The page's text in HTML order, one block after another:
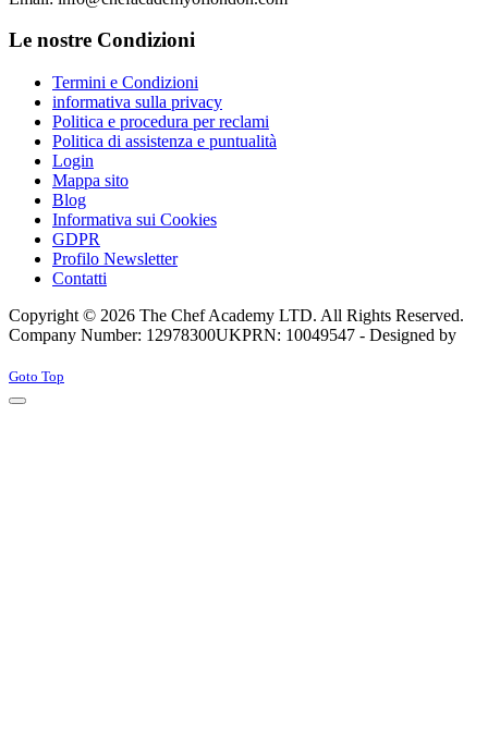
Le nostre Condizioni
Termini e Condizioni
informativa sulla privacy
Politica e procedura per reclami
Politica di assistenza e puntualità
Login
Mappa sito
Blog
Informativa sui Cookies
GDPR
Profilo Newsletter
Contatti
Copyright © 2026 The Chef Academy LTD. All Rights Reserved.
Company Number: 12978300UKPRN: 10049547 - Designed by
Joomla! 3 Templates
Goto Top